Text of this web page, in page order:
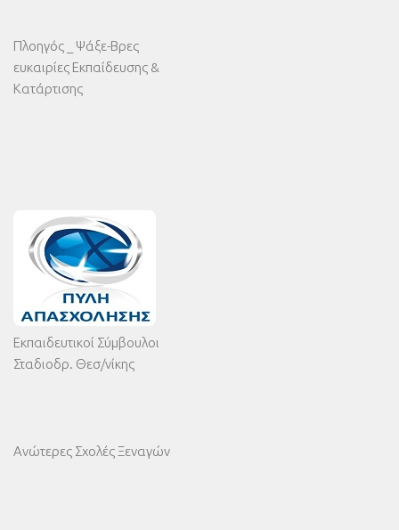
Πλοηγός _ Ψάξε-Βρες
ευκαιρίες Εκπαίδευσης &
Κατάρτισης
Εκπαιδευτικοί Σύμβουλοι
Σταδιοδρ. Θεσ/νίκης
Ανώτερες Σχολές Ξεναγών